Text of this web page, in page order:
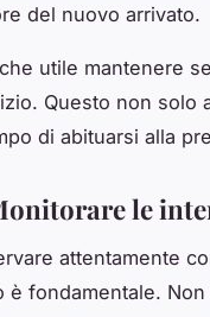
del nuovo arrivato.
utile mantenere
Questo non solo
di abituarsi alla
le
attentamente
è fondamentale.